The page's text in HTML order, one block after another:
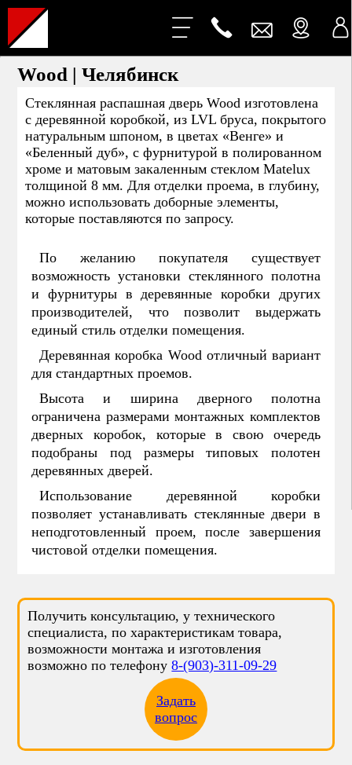
Wood | Челябинск
Стеклянная распашная дверь Wood изготовлена
с деревянной коробкой, из LVL бруса, покрытого
натуральным шпоном, в цветах «Венге» и
«Беленный дуб», с фурнитурой в полированном
хроме и матовым закаленным стеклом Matelux
толщиной 8 мм. Для отделки проема, в глубину,
можно использовать доборные элементы,
которые поставляются по запросу.
По желанию покупателя существует
возможность установки стеклянного полотна
и фурнитуры в деревянные коробки других
производителей, что позволит выдержать
единый стиль отделки помещения.
Деревянная коробка Wood отличный вариант
для стандартных проемов.
Высота и ширина дверного полотна
ограничена размерами монтажных комплектов
дверных коробок, которые в свою очередь
подобраны под размеры типовых полотен
деревянных дверей.
Использование деревянной коробки
позволяет устанавливать стеклянные двери в
неподготовленный проем, после завершения
чистовой отделки помещения.
Получить консультацию, у технического
специалиста, по характеристикам товара,
возможности монтажа и изготовления
возможно по телефону8-(903)-311-09-29
Задать
вопрос